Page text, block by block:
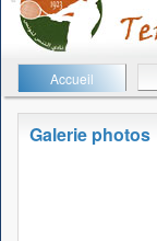
Accueil
Galerie photos